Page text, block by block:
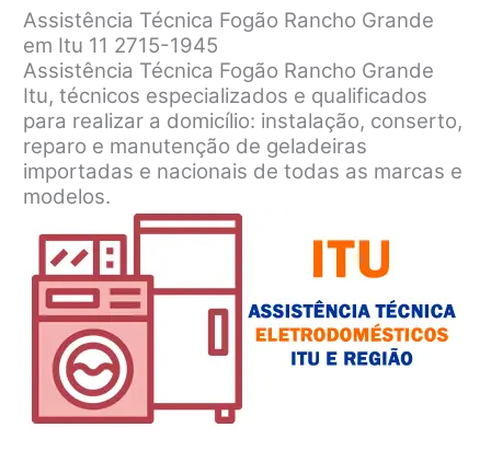
Assistência Técnica Fogão Rancho Grande
em Itu 11 2715-1945
Assistência Técnica Fogão Rancho Grande
Itu, técnicos especializados e qualificados
para realizar a domicílio: instalação, conserto,
reparo e manutenção de geladeiras
importadas e nacionais de todas as marcas e
modelos.